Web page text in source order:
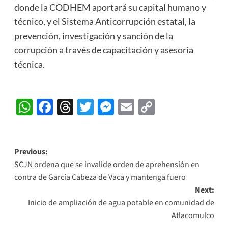
donde la CODHEM aportará su capital humano y
técnico, y el Sistema Anticorrupción estatal, la
prevención, investigación y sanción de la
corrupción a través de capacitación y asesoría
técnica.
WhatsApp
Facebook
Threads
Twitter
Messenger
EmailCopy
Post
navigation
Previous:
SCJN ordena que se invalide orden de aprehensión en
contra de García Cabeza de Vaca y mantenga fuero
Next:
Inicio de ampliación de agua potable en comunidad de
Atlacomulco